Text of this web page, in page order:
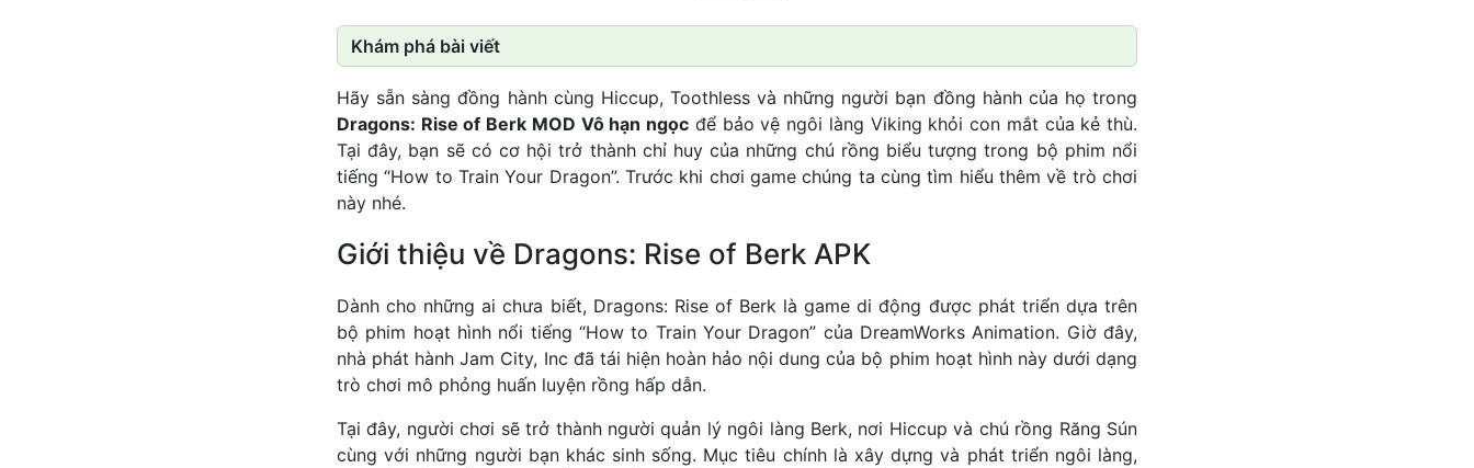
Khám phá bài viết
Hãy sẵn sàng đồng hành cùng Hiccup, Toothless và những người bạn đồng hành của họ trong
Dragons: Rise of Berk MOD Vô hạn ngọc để bảo vệ ngôi làng Viking khỏi con mắt của kẻ thù.
Tại đây, bạn sẽ có cơ hội trở thành chỉ huy của những chú rồng biểu tượng trong bộ phim nổi
tiếng “How to Train Your Dragon”. Trước khi chơi game chúng ta cùng tìm hiểu thêm về trò chơi
này nhé.
Giới thiệu về Dragons: Rise of Berk APK
Dành cho những ai chưa biết, Dragons: Rise of Berk là game di động được phát triển dựa trên
bộ phim hoạt hình nổi tiếng “How to Train Your Dragon” của DreamWorks Animation. Giờ đây,
nhà phát hành Jam City, Inc đã tái hiện hoàn hảo nội dung của bộ phim hoạt hình này dưới dạng
trò chơi mô phỏng huấn luyện rồng hấp dẫn.
Tại đây, người chơi sẽ trở thành người quản lý ngôi làng Berk, nơi Hiccup và chú rồng Răng Sún
cùng với những người bạn khác sinh sống. Mục tiêu chính là xây dựng và phát triển ngôi làng,